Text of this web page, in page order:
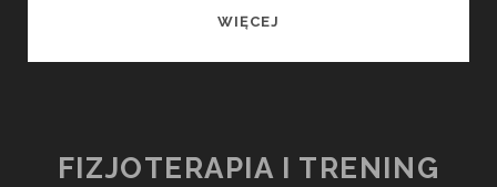
WIĘCEJ
FIZJOTERAPIA I TRENING